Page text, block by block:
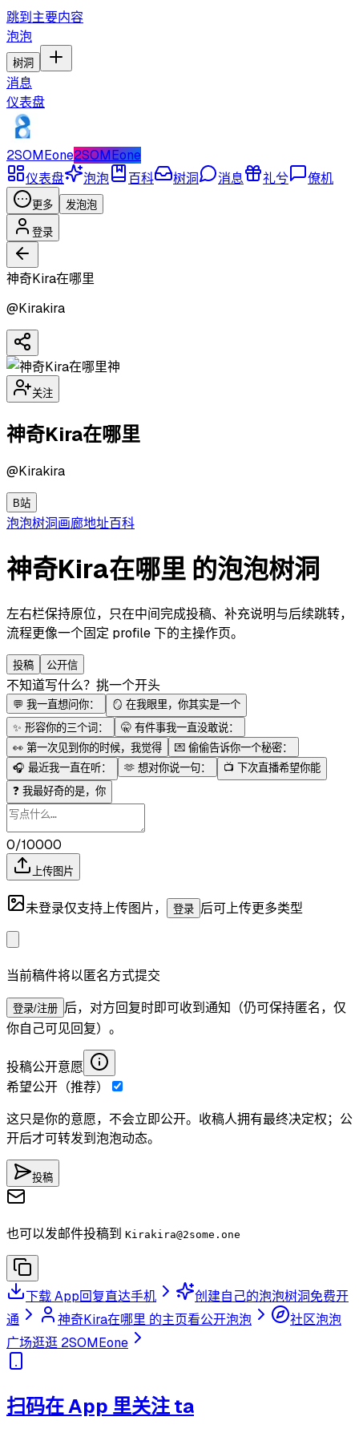
跳到主要内容
泡泡
树洞
消息
仪表盘
2SOMEone2SOMEone
仪表盘
泡泡 百科 树洞 消息 礼兮 僚机
更多 发泡泡
登录
神奇Kira在哪里
@Kirakira
神
关注
神奇Kira在哪里
@Kirakira
B站
泡泡树洞画廊地址百科
神奇Kira在哪里 的泡泡树洞
左右栏保持原位，只在中间完成投稿、补充说明与后续跳转，
流程更像一个固定 profile 下的主操作页。
投稿 公开信
不知道写什么？挑一个开头
💬 我一直想问你： 🪞 在我眼里，你其实是一个
✨ 形容你的三个词： 🤫 有件事我一直没敢说：
👀 第一次见到你的时候，我觉得 💌 偷偷告诉你一个秘密：
🎧 最近我一直在听： 🫶 想对你说一句： 📺 下次直播希望你能
❓ 我最好奇的是，你
0/10000
上传图片
未登录仅支持上传图片， 登录 后可上传更多类型
当前稿件将以匿名方式提交
登录/注册 后，对方回复时即可收到通知（仍可保持匿名，仅
你自己可见回复）。
投稿公开意愿
希望公开（推荐）
这只是你的意愿，不会立即公开。收稿人拥有最终决定权；公
开后才可转发到泡泡动态。
投稿
也可以发邮件投稿到 Kirakira@2some.one
下载 App回复直达手机 创建自己的泡泡树洞免费开
通
神奇Kira在哪里 的主页看公开泡泡
社区泡泡
广场逛逛 2SOMEone
扫码在 App 里关注 ta